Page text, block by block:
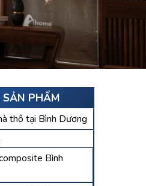
PHẨM
thô tại Bình Dương
Bình